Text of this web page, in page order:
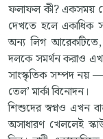
ফলাফল কী? একসময়
দেখতে হলে একাধিক
অন্য লিগ আরেকটিতে,
দলকে সমর্থন করাও
সাংস্কৃতিক সম্পদ নয়
তেল’ মার্কা বিনোদন।
শিশুদের স্বপ্নও এখন
অসাধারণ খেললেই